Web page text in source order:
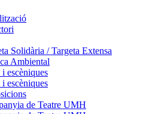
Solidària / Targeta Extensa
Ambiental
escèniques
escèniques
de Teatre UMH